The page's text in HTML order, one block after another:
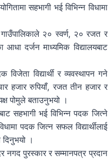
सहभागी भई विभिन्न विधामा
२० स्वर्ण, २० रजत र
दर्जन माध्यमिक विद्यालयबाट
विद्यार्थी र व्यवस्थापन गने
हजार रुपियाँ, रजत तीन हजार र
पोमुले बताउनुभयो ।
सहभागी भई विभिन्न पदक जित्ने
पदक जित्न सफल विद्यार्थीलाई
दिनुभयो ।
नगद पुरस्कार र सम्मानपत्र प्रदान